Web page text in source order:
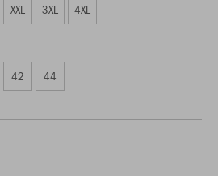
XXL 3XL 4XL
42 44